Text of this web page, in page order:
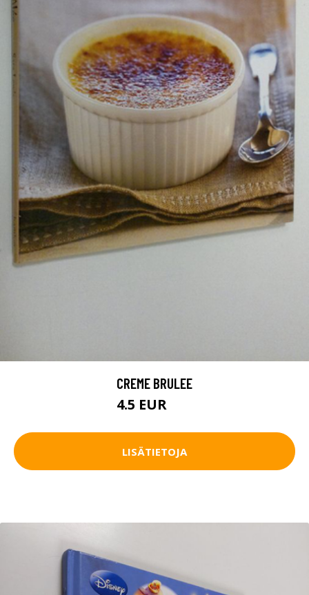
CREME BRULEE
4.5 EUR
LISÄTIETOJA